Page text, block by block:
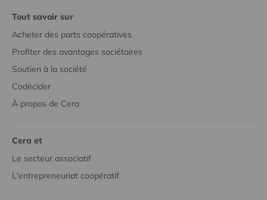
Tout savoir sur
Acheter des parts coopératives
Profiter des avantages sociétaires
Soutien à la société
Codécider
À propos de Cera
Cera et
Le secteur associatif
L'entrepreneuriat coopératif